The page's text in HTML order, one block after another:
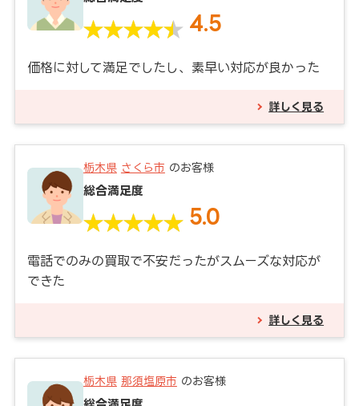
4.5
価格に対して満足でしたし、素早い対応が良かった
詳しく見る
栃木県 さくら市 のお客様
総合満足度
5.0
電話でのみの買取で不安だったがスムーズな対応が
できた
詳しく見る
栃木県 那須塩原市 のお客様